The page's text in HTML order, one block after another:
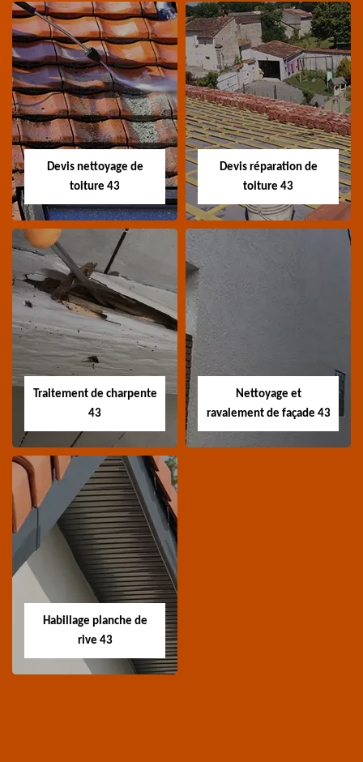
Recherche de fuite
toiture 43
Entreprise recherche
fuite de toiture 43
Devis toiture 43
Devis toiture 43 Haute-
Loire
Devis nettoyage de
toiture 43
Devis nettoyage de
toiture 43
Devis nettoyage de
toiture 43 Haute-Loire
Devis réparation de
toiture 43
toiture 43
Devis réparation de
toiture 43 Haute-Loire
Traitement de charpente
43
Traitement de
charpente 43
Spécialiste en
traitement de
Loire
Nettoyage et
ravalement de façade 43
Habillage planche de
rive 43